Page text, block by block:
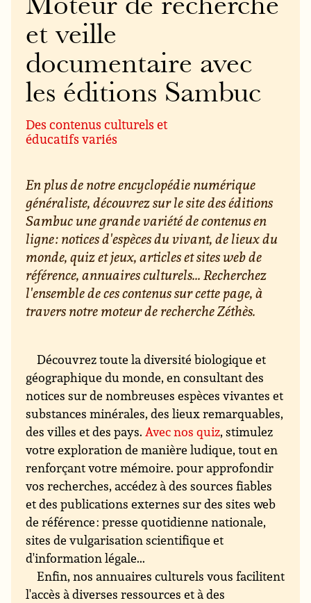
Moteur de recherche
et veille
documentaire avec
les éditions Sambuc
Des contenus culturels et
éducatifs variés
En plus de notre encyclopédie numérique
généraliste, découvrez sur le site des éditions
Sambuc une grande variété de contenus en
ligne : notices d'espèces du vivant, de lieux du
monde, quiz et jeux, articles et sites web de
référence, annuaires culturels... Recherchez
l'ensemble de ces contenus sur cette page, à
travers notre moteur de recherche Zéthès.
Découvrez toute la diversité biologique et
géographique du monde, en consultant des
notices sur de nombreuses espèces vivantes et
substances minérales, des lieux remarquables,
des villes et des pays.Avec nos quiz, stimulez
votre exploration de manière ludique, tout en
renforçant votre mémoire. pour approfondir
vos recherches, accédez à des sources fiables
et des publications externes sur des sites web
de référence : presse quotidienne nationale,
sites de vulgarisation scientifique et
d'information légale...
Enfin, nos annuaires culturels vous facilitent
l'accès à diverses ressources et à des